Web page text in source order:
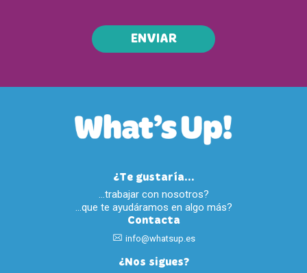
ENVIAR
¿Te gustaría...
…trabajar con nosotros?
…que te ayudáramos en algo más?
Contacta
info@whatsup.es
¿Nos sigues?